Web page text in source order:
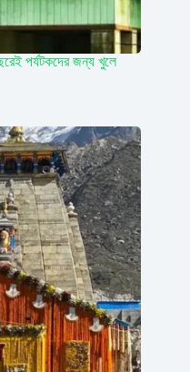
পর্যটকদের জন্য খুলে